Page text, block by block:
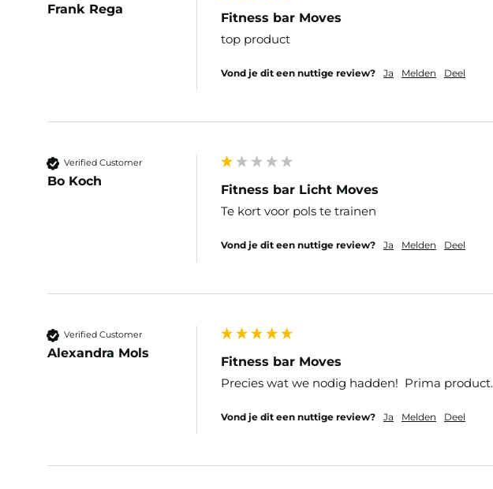
Frank Rega
Fitness bar Moves
top product
Vond je dit een nuttige review? Ja Melden Deel
Verified Customer
Bo Koch
Fitness bar Licht Moves
Te kort voor pols te trainen
Vond je dit een nuttige review? Ja Melden Deel
Verified Customer
Alexandra Mols
Fitness bar Moves
Precies wat we nodig hadden!  Prima product.
Vond je dit een nuttige review? Ja Melden Deel